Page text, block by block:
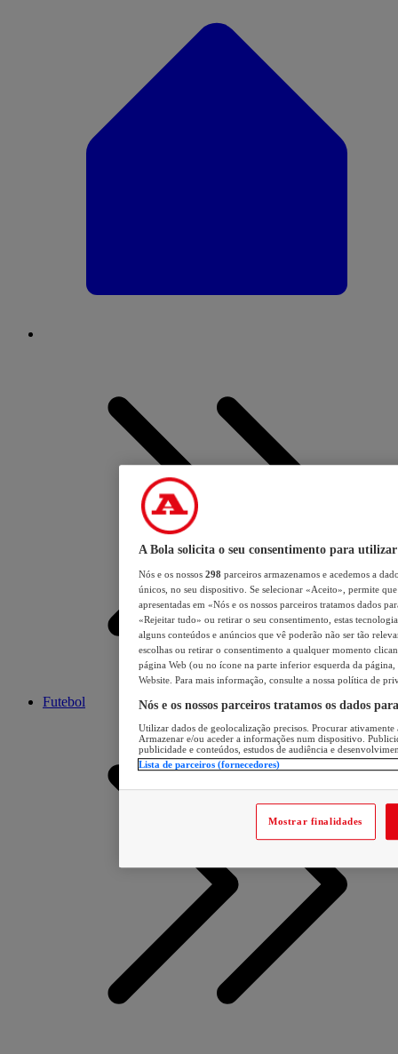
Futebol
A Bola solicita o seu consentimento para utilizar
Nós e os nossos 298 parceiros armazenamos e acedemos a
únicos, no seu dispositivo. Se selecionar «Aceito», permite
apresentadas em «Nós e os nossos parceiros tratamos dados
«Rejeitar tudo» ou retirar o seu consentimento, estas
alguns conteúdos e anúncios que vê poderão não ser tão
escolhas ou retirar o consentimento a qualquer momento
página Web (ou no ícone na parte inferior esquerda da página,
Website. Para mais informação, consulte a nossa política de
Nós e os nossos parceiros tratamos os dados
Utilizar dados de geolocalização precisos. Procurar
Armazenar e/ou aceder a informações num dispositivo.
publicidade e conteúdos, estudos de audiência e
Lista de parceiros (fornecedores)
Mostrar finalidades